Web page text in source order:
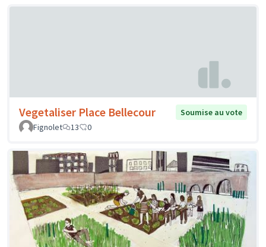
Vegetaliser Place Bellecour
Soumise au vote
Fignolet
13 0